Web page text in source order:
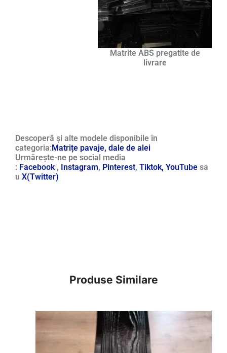
Matrite ABS pregatite de
livrare
Descoperă și alte modele disponibile în
categoria:Matrițe pavaje, dale de alei
Urmărește-ne pe social media
: Facebook , Instagram, Pinterest, Tiktok, YouTube sa
u X(Twitter)
Produse Similare